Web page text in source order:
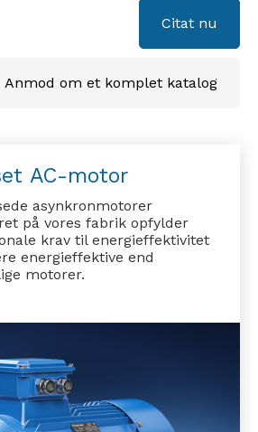
Citat nu
Anmod om et komplet katalog
AC-motor
asynkronmotorer
på vores fabrik opfylder
krav til energieffektivitet
energieffektive end
motorer.